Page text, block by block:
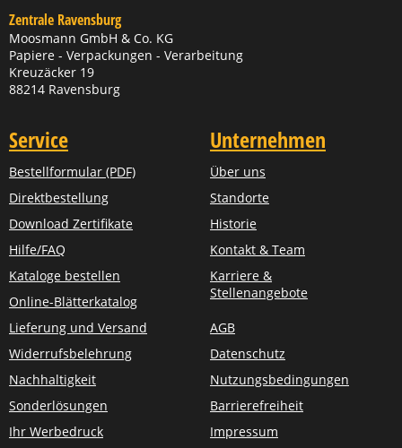
Zentrale Ravensburg
Moosmann GmbH & Co. KG
Papiere - Verpackungen - Verarbeitung
Kreuzäcker 19
88214 Ravensburg
Service
Bestellformular (PDF)
Direktbestellung
Download Zertifikate
Hilfe/FAQ
Kataloge bestellen
Online-Blätterkatalog
Lieferung und Versand
Widerrufsbelehrung
Nachhaltigkeit
Sonderlösungen
Ihr Werbedruck
Unternehmen
Über uns
Standorte
Historie
Kontakt & Team
Karriere &
Stellenangebote
AGB
Datenschutz
Nutzungsbedingungen
Barrierefreiheit
Impressum